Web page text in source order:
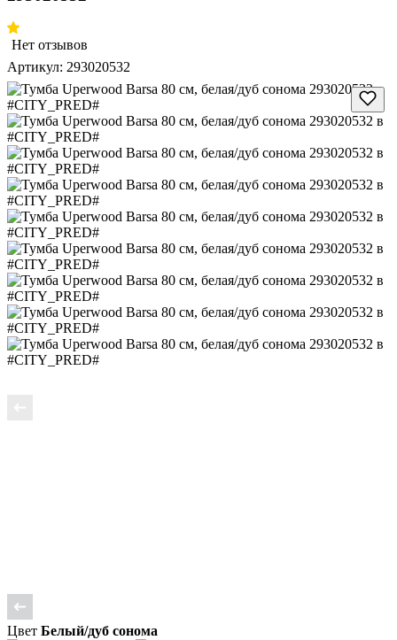
Нет отзывов
Артикул: 293020532
Цвет Белый/дуб сонома